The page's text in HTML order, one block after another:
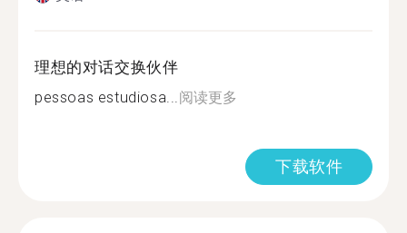
理想的对话交换伙伴
pessoas estudiosa...阅读更多
下载软件